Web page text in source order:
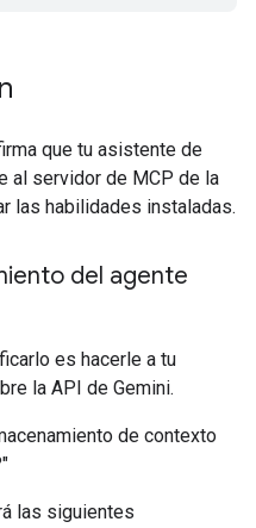
que tu asistente de
al servidor de MCP de la
las habilidades instaladas.
del agente
es hacerle a tu
la API de Gemini.
de contexto
las siguientes